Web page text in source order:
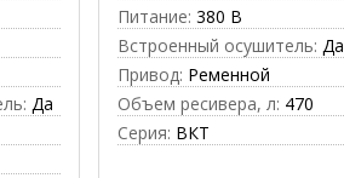
Да
Питание: 380 В
Встроенный осушитель: Да
Привод: Ременной
Объем ресивера, л: 470
Серия: ВКТ